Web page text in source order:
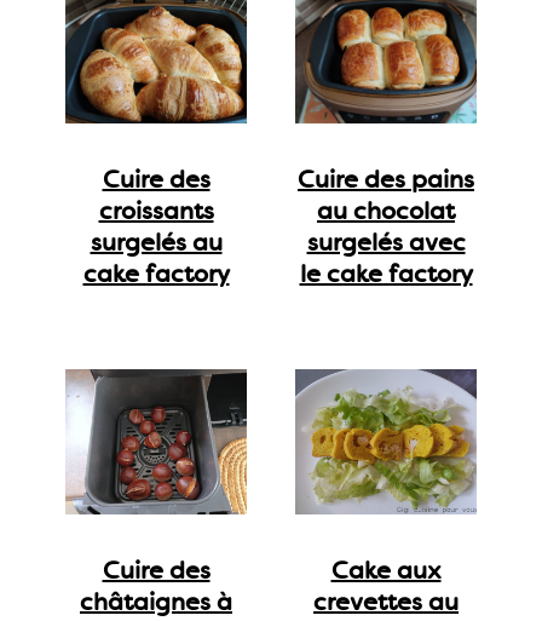
Cuire des
croissants
surgelés au
cake factory
Cuire des pains
au chocolat
surgelés avec
le cake factory
Cuire des
châtaignes à
Cake aux
crevettes au